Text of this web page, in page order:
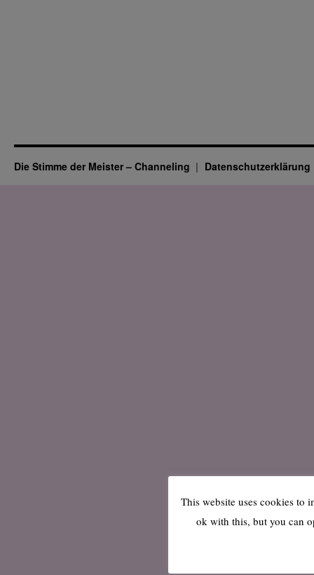
Die Stimme der Meister – Channeling Datenschutz­erklärung
This website uses cookies to
ok with this, but you can